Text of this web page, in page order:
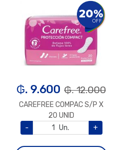
20%
OFF
₲. 9.600 ₲. 12.000
CAREFREE COMPAC S/P X
20 UNID
-
Un. +